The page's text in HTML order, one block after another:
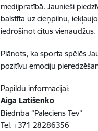
medijpratībā. Jaunieši
balstīta uz cieņpilnu,
iedrošinot citus vienaudžus.
Plānots, ka sporta spēlēs
pozitīvu emociju
Papildu informācijai:
Aiga Latišenko
Biedrība “Palēciens Tev”
Tel. +37128286356